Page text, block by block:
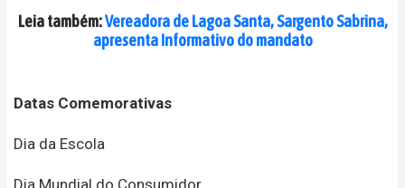
Leia também:Vereadora de Lagoa Santa, Sargento Sabrina,
apresenta Informativo do mandato
Datas Comemorativas
Dia da Escola
Dia Mundial do Consumidor